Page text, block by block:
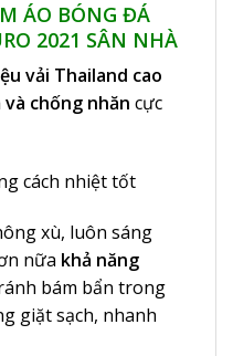
ÁO BÓNG ĐÁ
2021 SÂN NHÀ
vải Thailand cao
chống nhăn cực
cách nhiệt tốt
xù, luôn sáng
nữa khả năng
bám bẩn trong
giặt sạch, nhanh